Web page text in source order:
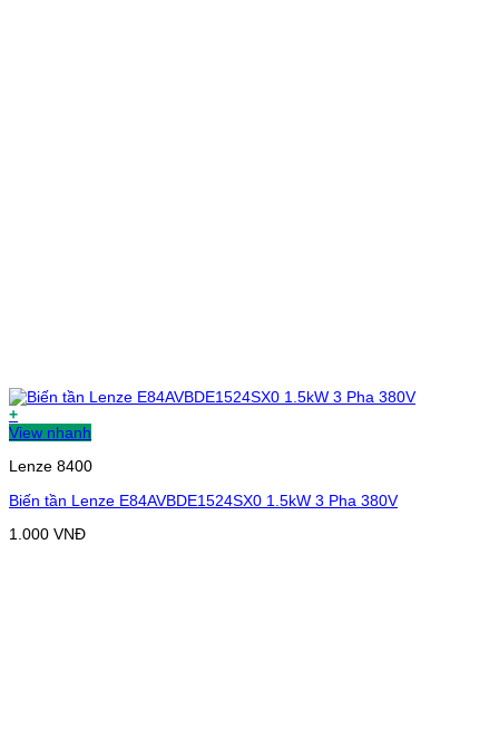
+
View nhanh
Lenze 8400
Biến tần Lenze E84AVBDE1524SX0 1.5kW 3 Pha 380V
1.000 VNĐ